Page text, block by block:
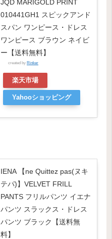
JQD MARIGOLD PRINT
010441GH1 スピックアンド
スパン ワンピース・ドレス
ワンピース ブラウン ネイビ
ー【送料無料】
created by Rinker
楽天市場
Yahooショッピング
IENA 【ne Quittez pas(ヌキ
テパ)】VELVET FRILL
PANTS フリルパンツ イエナ
パンツ スラックス・ドレス
パンツ ブラック【送料無
料】